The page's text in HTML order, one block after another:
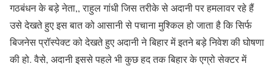
गठबंधन के बड़े नेता,, राहुल गांधी जिस तरीके से अदानी पर हमलावर रहे हैं
उसे देखते हुए इस बात को आसानी से पचाना मुश्किल हो जाता है कि सिर्फ
बिजनेस प्रॉस्पेक्ट को देखते हुए अदानी ने बिहार में इतने बड़े निवेश की घोषणा
की हो. वैसे, अदानी इससे पहले भी कुछ हद तक बिहार के एग्रो सेक्टर में